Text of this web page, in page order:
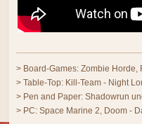
> Board-Games: Zombie Horde,
> Table-Top: Kill-Team - Night
> Pen and Paper: Shadowrun
> PC: Space Marine 2, Doom -